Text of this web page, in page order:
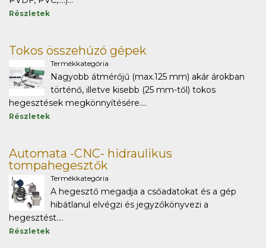
Részletek
Tokos összehúzó gépek
Termékkategória
Nagyobb átmérőjű (max.125 mm) akár árokban
történő, illetve kisebb (25 mm-től) tokos
hegesztések megkönnyítésére....
Részletek
Automata -CNC- hidraulikus
tompahegesztők
Termékkategória
A hegesztő megadja a csőadatokat és a gép
hibátlanul elvégzi és jegyzőkönyvezi a
hegesztést....
Részletek